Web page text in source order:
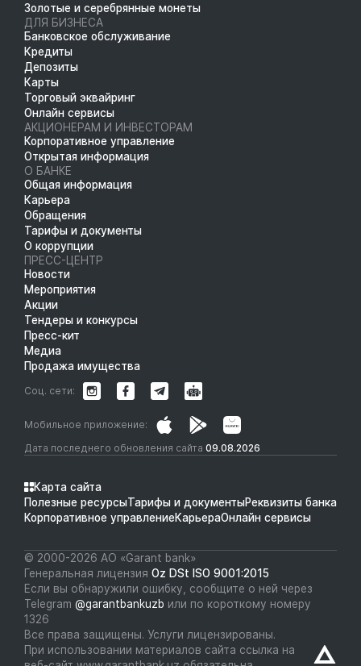
Золотые и серебрянные монеты
ДЛЯ БИЗНЕСА
Банковское обслуживание
Кредиты
Депозиты
Карты
Торговый эквайринг
Онлайн сервисы
АКЦИОНЕРАМ И ИНВЕСТОРАМ
Корпоративное управление
Открытая информация
О БАНКЕ
Общая информация
Карьера
Обращения
Тарифы и документы
О коррупции
ПРЕСС-ЦЕНТР
Новости
Мероприятия
Акции
Тендеры и конкурсы
Пресс-кит
Медиа
Продажа имущества
Дата последнего обновления сайта 09.08.2026
Мобильное приложение:
Соц. сети:
Карта сайта
Полезные ресурсыТарифы и документыРеквизиты банка
Корпоративное управлениеКарьераОнлайн сервисы
© 2000-2026 АО «Garant bank»
Генеральная лицензия Oz DSt ISO 9001:2015
Если вы обнаружили ошибку, сообщите о ней через
Telegram @garantbankuzb или по короткому номеру
1326
Все права защищены. Услуги лицензированы.
При использовании материалов сайта ссылка на